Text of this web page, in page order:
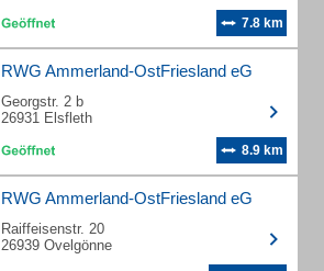
7.8 km
RWG Ammerland-OstFriesland eG
Georgstr. 2 b
26931 Elsfleth
8.9 km
RWG Ammerland-OstFriesland eG
Raiffeisenstr. 20
26939 Ovelgönne